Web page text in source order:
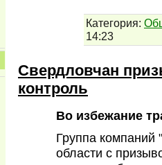
Категория:
14:23
Свердловчан
контроль
Во избежание
Группа
области с